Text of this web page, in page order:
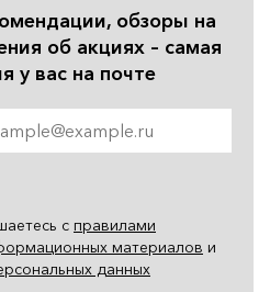
обзоры на
об акциях – самая
у вас на почте
с правилами
материалов и
данных